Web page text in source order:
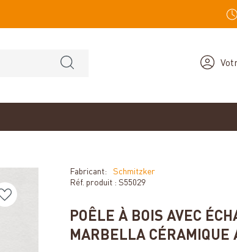
Fabricant:
Schmitzker
Réf. produit : S55029
POÊLE À BOIS AVEC
MARBELLA CÉRAMIQUE